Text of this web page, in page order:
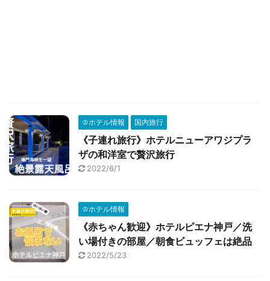
♔ホテル情報 国内旅行
《子連れ旅行》ホテルニューアワジプラ
ザの和洋室で贅沢旅行
2022/6/1
♔ホテル情報
《赤ちゃん歓迎》ホテルピエナ神戸／洗
い場付きの部屋／朝食ビュッフェは絶品
2022/5/23